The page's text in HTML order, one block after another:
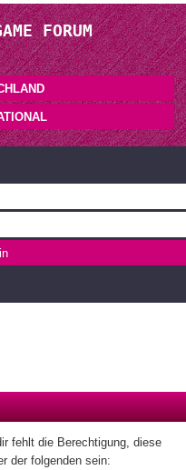
FORUM
fehlt die Berechtigung, diese
der folgenden sein: